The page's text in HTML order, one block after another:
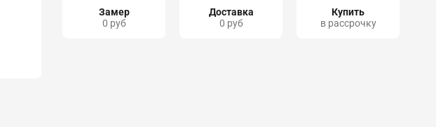
Замер
0 руб
Доставка
0 руб
Купить
в рассрочку